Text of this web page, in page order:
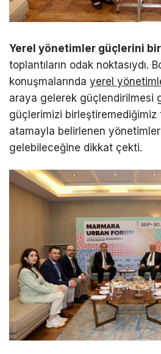
Yerel yönetimler güçlerini
toplantıların odak noktasıydı.
konuşmalarında yerel
araya gelerek güçlendirilmesi
güçlerimizi
atamayla belirlenen
gelebileceğine dikkat çekti.